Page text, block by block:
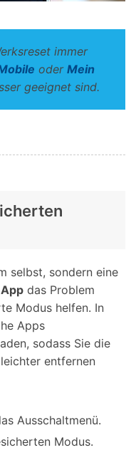
immer
oderMein
geeignet sind.
selbst, sondern eine
das Problem
Modus helfen. In
Apps
sodass Sie die
entfernen
Ausschaltmenü.
Modus.